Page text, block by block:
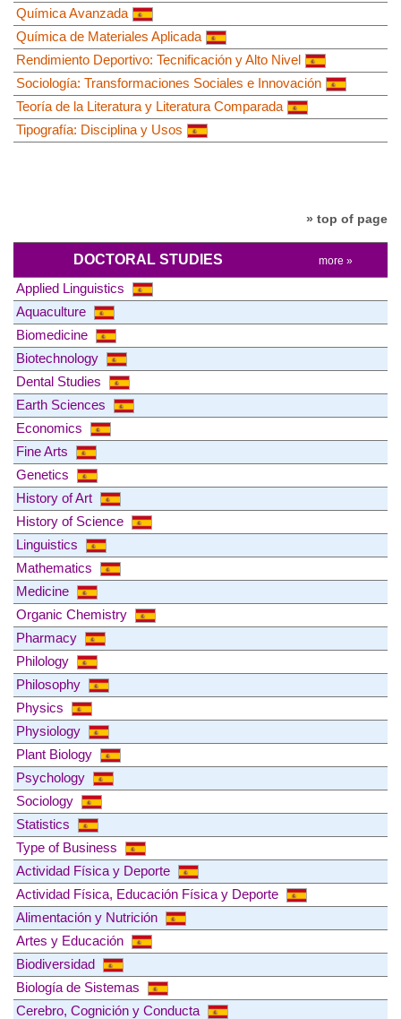
Química Avanzada
Química de Materiales Aplicada
Rendimiento Deportivo: Tecnificación y Alto Nivel
Sociología: Transformaciones Sociales e Innovación
Teoría de la Literatura y Literatura Comparada
Tipografía: Disciplina y Usos
» top of page
DOCTORAL STUDIES more »
Applied Linguistics
Aquaculture
Biomedicine
Biotechnology
Dental Studies
Earth Sciences
Economics
Fine Arts
Genetics
History of Art
History of Science
Linguistics
Mathematics
Medicine
Organic Chemistry
Pharmacy
Philology
Philosophy
Physics
Physiology
Plant Biology
Psychology
Sociology
Statistics
Type of Business
Actividad Física y Deporte
Actividad Física, Educación Física y Deporte
Alimentación y Nutrición
Artes y Educación
Biodiversidad
Biología de Sistemas
Cerebro, Cognición y Conducta